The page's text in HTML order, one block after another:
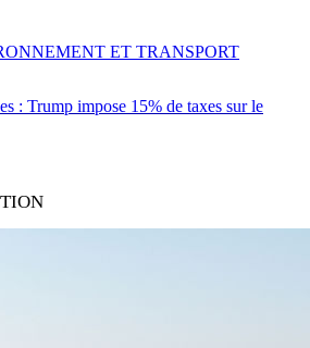
: Trump impose 15% de taxes sur le
ET TRANSPORT